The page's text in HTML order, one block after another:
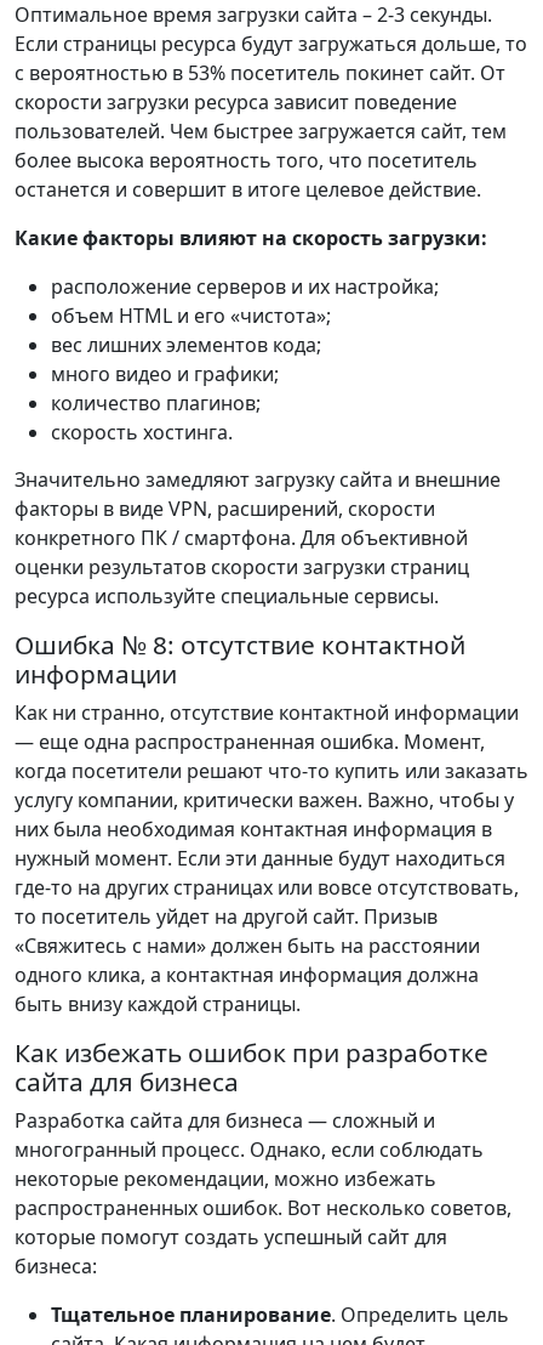
Оптимальное время загрузки сайта – 2-3 секунды.
Если страницы ресурса будут загружаться дольше, то
с вероятностью в 53% посетитель покинет сайт. От
скорости загрузки ресурса зависит поведение
пользователей. Чем быстрее загружается сайт, тем
более высока вероятность того, что посетитель
останется и совершит в итоге целевое действие.
Какие факторы влияют на скорость загрузки:
расположение серверов и их настройка;
объем HTML и его «чистота»;
вес лишних элементов кода;
много видео и графики;
количество плагинов;
скорость хостинга.
Значительно замедляют загрузку сайта и внешние
факторы в виде VPN, расширений, скорости
конкретного ПК / смартфона. Для объективной
оценки результатов скорости загрузки страниц
ресурса используйте специальные сервисы.
Ошибка № 8: отсутствие контактной
информации
Как ни странно, отсутствие контактной информации
— еще одна распространенная ошибка. Момент,
когда посетители решают что-то купить или заказать
услугу компании, критически важен. Важно, чтобы у
них была необходимая контактная информация в
нужный момент. Если эти данные будут находиться
где-то на других страницах или вовсе отсутствовать,
то посетитель уйдет на другой сайт. Призыв
«Свяжитесь с нами» должен быть на расстоянии
одного клика, а контактная информация должна
быть внизу каждой страницы.
Как избежать ошибок при разработке
сайта для бизнеса
Разработка сайта для бизнеса — сложный и
многогранный процесс. Однако, если соблюдать
некоторые рекомендации, можно избежать
распространенных ошибок. Вот несколько советов,
которые помогут создать успешный сайт для
бизнеса:
Тщательное планирование. Определить цель